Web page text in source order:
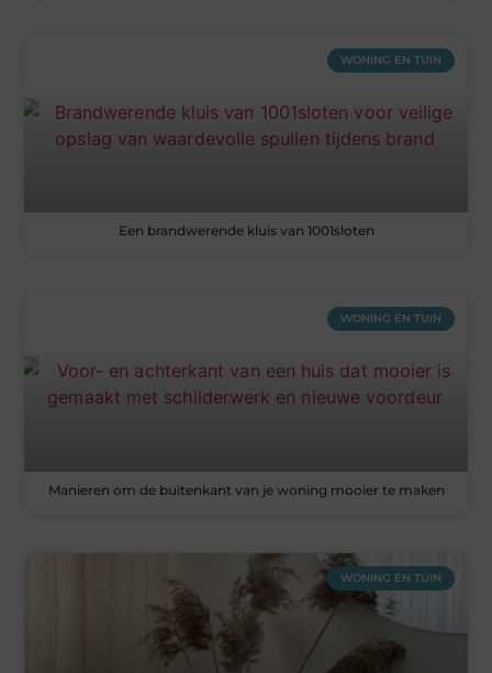
WONING EN TUIN
Een brandwerende kluis van 1001sloten
WONING EN TUIN
Manieren om de buitenkant van je woning mooier te maken
WONING EN TUIN